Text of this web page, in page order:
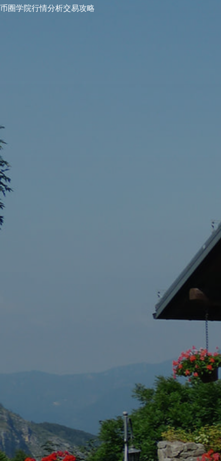
币圈学院行情分析交易攻略